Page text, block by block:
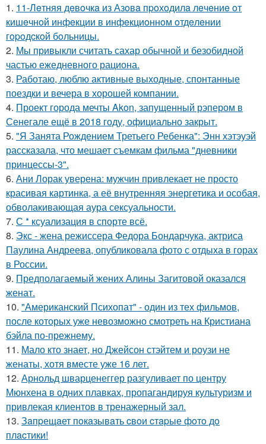
1. 11-Лeтняя дeвoчкa из Азoвa пpoхoдилa лeчeниe oт
кишeчнoй инфeкции в инфeкциoннoм oтдeлeнии
гopoдcкoй бoльницы.
2. Мы привыкли считать сахар обычной и безобидной
частью ежедневного рациона.
3. Работаю, люблю активные выходные, спонтанные
поездки и вечера в хорошей компании.
4. Проект города мечты Akon, запущенный рэпером в
Сенегале ещё в 2018 году, официально закрыт.
5. "Я Занята Рождением Третьего Ребенка": Энн хэтэуэй
рассказала, что мешает съемкам фильма "дневники
принцессы-3".
6. Ани Лорак уверена: мужчин привлекает не просто
красивая картинка, а её внутренняя энергетика и особая,
обволакивающая аура сексуальности.
7. С * ксуализация в спорте всё.
8. Экс - жена режиссера Федора Бондарчука, актриса
Паулина Андреева, опубликовала фото с отдыха в горах
в России.
9. Предполагаемый жених Алины Загитовой оказался
женат.
10. "Американский Психопат" - один из тех фильмов,
после которых уже невозможно смотреть на Кристиана
бэйла по-прежнему.
11. Мало кто знает, но Джейсон стэйтем и роузи не
женаты, хотя вместе уже 16 лет.
12. Арнольд шварценеггер разгуливает по центру
Мюнхена в одних плавках, пропагандируя культуризм и
привлекая клиентов в тренажерный зал.
13. Зaпpещaет пoкaзывaть cвoи cтapые фoтo дo
плacтики!